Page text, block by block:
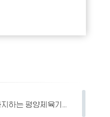
나라의 체육발전에 이바지하는 평양체육기자재공장